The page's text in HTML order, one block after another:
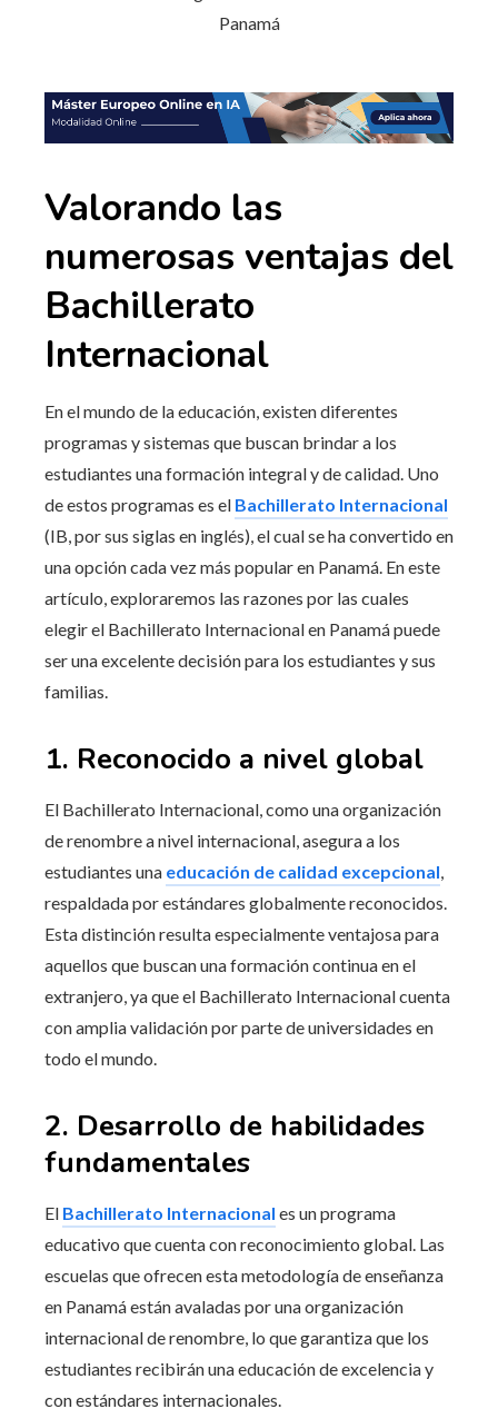
Valorando las
numerosas ventajas del
Bachillerato
Internacional
En el mundo de la educación, existen diferentes
programas y sistemas que buscan brindar a los
estudiantes una formación integral y de calidad. Uno
de estos programas es el Bachillerato Internacional
(IB, por sus siglas en inglés), el cual se ha convertido en
una opción cada vez más popular en Panamá. En este
artículo, exploraremos las razones por las cuales
elegir el Bachillerato Internacional en Panamá puede
ser una excelente decisión para los estudiantes y sus
familias.
1. Reconocido a nivel global
El Bachillerato Internacional, como una organización
de renombre a nivel internacional, asegura a los
estudiantes una educación de calidad excepcional
respaldada por estándares globalmente reconocidos.
Esta distinción resulta especialmente ventajosa para
aquellos que buscan una formación continua en el
extranjero, ya que el Bachillerato Internacional cuenta
con amplia validación por parte de universidades en
todo el mundo.
2. Desarrollo de habilidades
fundamentales
El Bachillerato Internacional es un programa
educativo que cuenta con reconocimiento global. Las
escuelas que ofrecen esta metodología de enseñanza
en Panamá están avaladas por una organización
internacional de renombre, lo que garantiza que los
estudiantes recibirán una educación de excelencia y
con estándares internacionales.